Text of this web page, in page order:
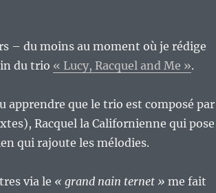
– du moins au moment où je rédige
du trio « Lucy, Racquel and Me ».
apprendre que le trio est composé par
Racquel la Californienne qui pose
qui rajoute les mélodies.
via le « grand nain ternet » me fait